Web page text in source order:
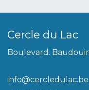
Cercle du Lac
Boulevard.
info@cercledulac.be